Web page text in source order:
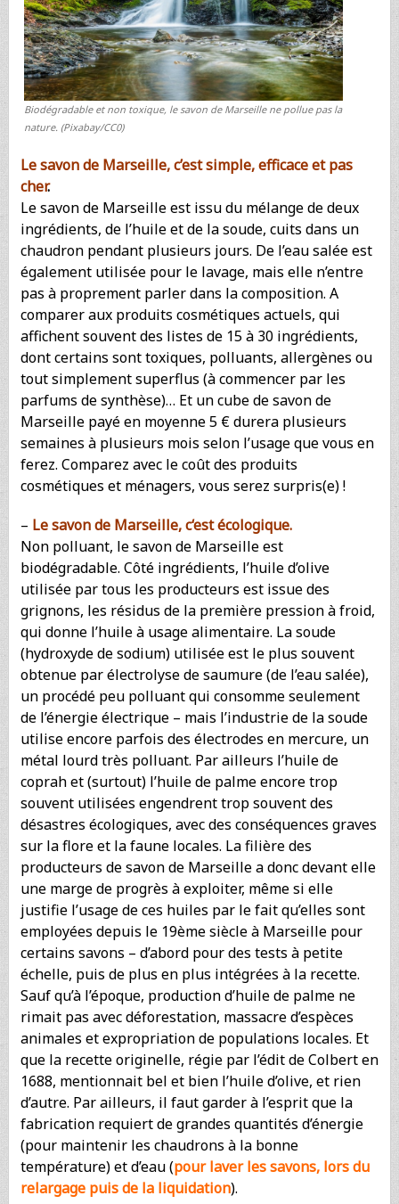
Biodégradable et non toxique, le savon de Marseille ne pollue pas la
nature. (Pixabay/CC0)
Le savon de Marseille, c’est simple, efficace et pas
cher.
Le savon de Marseille est issu du mélange de deux
ingrédients, de l’huile et de la soude, cuits dans un
chaudron pendant plusieurs jours. De l’eau salée est
également utilisée pour le lavage, mais elle n’entre
pas à proprement parler dans la composition. A
comparer aux produits cosmétiques actuels, qui
affichent souvent des listes de 15 à 30 ingrédients,
dont certains sont toxiques, polluants, allergènes ou
tout simplement superflus (à commencer par les
parfums de synthèse)… Et un cube de savon de
Marseille payé en moyenne 5 € durera plusieurs
semaines à plusieurs mois selon l’usage que vous en
ferez. Comparez avec le coût des produits
cosmétiques et ménagers, vous serez surpris(e) !
– Le savon de Marseille, c‘est écologique.
Non polluant, le savon de Marseille est
biodégradable. Côté ingrédients, l’huile d’olive
utilisée par tous les producteurs est issue des
grignons, les résidus de la première pression à froid,
qui donne l’huile à usage alimentaire. La soude
(hydroxyde de sodium) utilisée est le plus souvent
obtenue par électrolyse de saumure (de l’eau salée),
un procédé peu polluant qui consomme seulement
de l’énergie électrique – mais l’industrie de la soude
utilise encore parfois des électrodes en mercure, un
métal lourd très polluant. Par ailleurs l’huile de
coprah et (surtout) l’huile de palme encore trop
souvent utilisées engendrent trop souvent des
désastres écologiques, avec des conséquences graves
sur la flore et la faune locales. La filière des
producteurs de savon de Marseille a donc devant elle
une marge de progrès à exploiter, même si elle
justifie l’usage de ces huiles par le fait qu’elles sont
employées depuis le 19ème siècle à Marseille pour
certains savons – d’abord pour des tests à petite
échelle, puis de plus en plus intégrées à la recette.
Sauf qu’à l’époque, production d’huile de palme ne
rimait pas avec déforestation, massacre d’espèces
animales et expropriation de populations locales. Et
que la recette originelle, régie par l’édit de Colbert en
1688, mentionnait bel et bien l’huile d’olive, et rien
d’autre. Par ailleurs, il faut garder à l’esprit que la
fabrication requiert de grandes quantités d’énergie
(pour maintenir les chaudrons à la bonne
température) et d’eau (pour laver les savons, lors du
relargage puis de la liquidation).